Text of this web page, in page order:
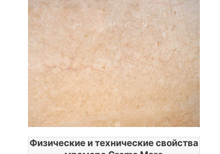
Физические и технические свойства